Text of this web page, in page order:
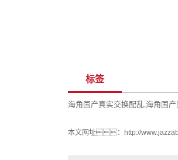
标签
海角国产真实交换配乱,海角国
本文网址： http://